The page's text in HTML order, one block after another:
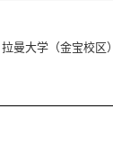
拉曼大学（金宝校区）